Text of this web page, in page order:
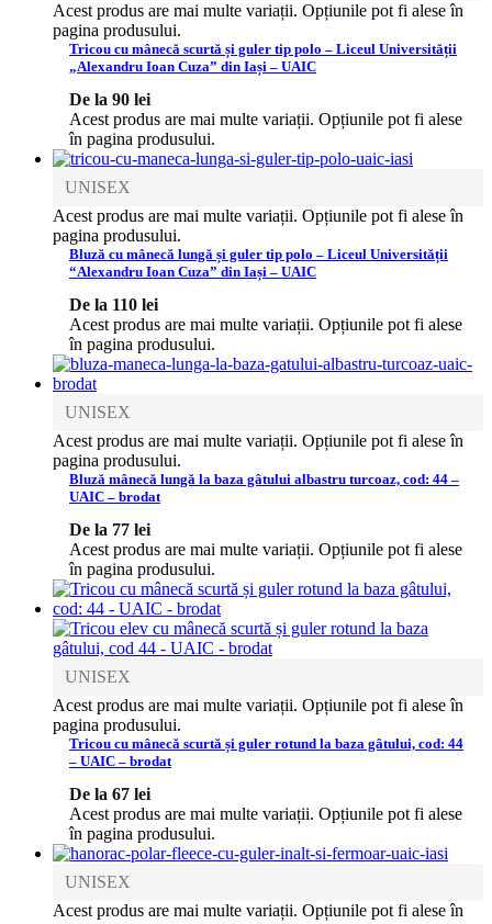
Acest produs are mai multe variații. Opțiunile pot fi alese în
pagina produsului.
Tricou cu mânecă scurtă și guler tip polo – Liceul Universității
„Alexandru Ioan Cuza” din Iași – UAIC
De la 90 lei
Acest produs are mai multe variații. Opțiunile pot fi alese
în pagina produsului.
UNISEX
Acest produs are mai multe variații. Opțiunile pot fi alese în
pagina produsului.
Bluză cu mânecă lungă și guler tip polo – Liceul Universității
“Alexandru Ioan Cuza” din Iași – UAIC
De la 110 lei
Acest produs are mai multe variații. Opțiunile pot fi alese
în pagina produsului.
UNISEX
Acest produs are mai multe variații. Opțiunile pot fi alese în
pagina produsului.
Bluză mânecă lungă la baza gâtului albastru turcoaz, cod: 44 –
UAIC – brodat
De la 77 lei
Acest produs are mai multe variații. Opțiunile pot fi alese
în pagina produsului.
UNISEX
Acest produs are mai multe variații. Opțiunile pot fi alese în
pagina produsului.
Tricou cu mânecă scurtă și guler rotund la baza gâtului, cod: 44
– UAIC – brodat
De la 67 lei
Acest produs are mai multe variații. Opțiunile pot fi alese
în pagina produsului.
UNISEX
Acest produs are mai multe variații. Opțiunile pot fi alese în